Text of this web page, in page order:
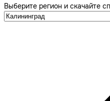
Выберите регион и скачайте